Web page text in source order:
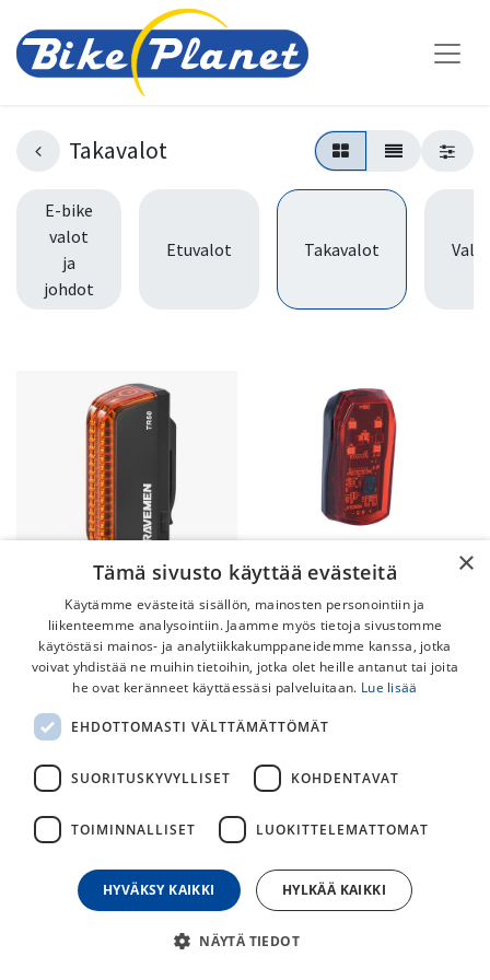
Takavalot
E-bike
valot
ja
johdot
Etuvalot Takavalot
Ravemen TR50 Takavalo
49,00€
Takavalo
15,00
Specialized Flashback
×
Tämä sivusto käyttää evästeitä
Käytämme evästeitä sisällön, mainosten personointiin ja
liikenteemme analysointiin. Jaamme myös tietoja sivustomme
käytöstäsi mainos- ja analytiikkakumppaneidemme kanssa, jotka
voivat yhdistää ne muihin tietoihin, jotka olet heille antanut tai joita
he ovat keränneet käyttäessäsi palveluitaan. Lue lisää
EHDOTTOMASTI VÄLTTÄMÄTTÖMÄT
SUORITUSKYVYLLISET KOHDENTAVAT
TOIMINNALLISET LUOKITTELEMATTOMAT
HYVÄKSY KAIKKI HYLKÄÄ KAIKKI
NÄYTÄ TIEDOT